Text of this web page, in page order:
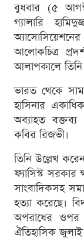
বুধবার (৫
গ্যালারি
আলোকচিত্র
আলাপকালে
ভারত থেকে
হাসিনার
অব্যাহত
কবির রিজভী।
তিনি উল্লেখ
ফ্যাসিস্ট সরকার
সাংবাদিকসহ
হত্যা করেছে।
অপরাধের ওপর
ঐতিহাসিক জুলাই